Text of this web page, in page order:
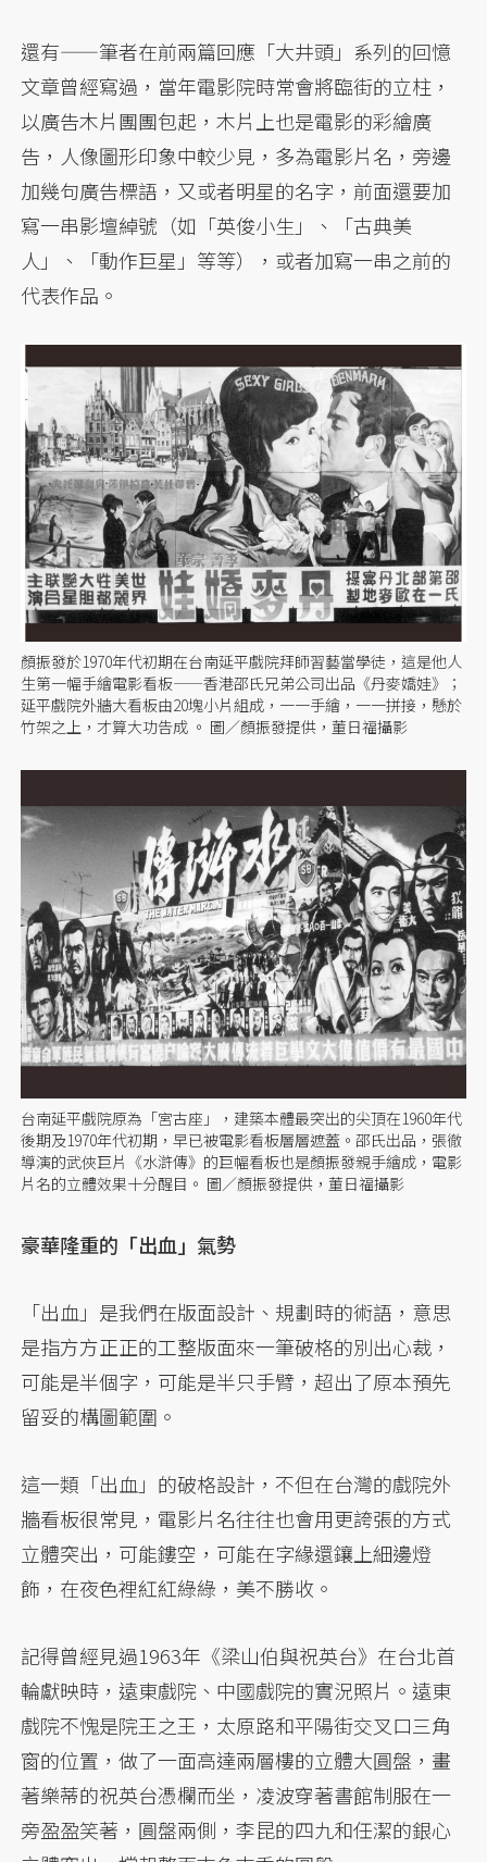
還有——筆者在前兩篇回應「大井頭」系列的回憶
文章曾經寫過，當年電影院時常會將臨街的立柱，
以廣告木片團團包起，木片上也是電影的彩繪廣
告，人像圖形印象中較少見，多為電影片名，旁邊
加幾句廣告標語，又或者明星的名字，前面還要加
寫一串影壇綽號（如「英俊小生」、「古典美
人」、「動作巨星」等等），或者加寫一串之前的
代表作品。
顏振發於1970年代初期在台南延平戲院拜師習藝當學徒，這是他人
生第一幅手繪電影看板——香港邵氏兄弟公司出品《丹麥嬌娃》；
延平戲院外牆大看板由20塊小片組成，一一手繪，一一拼接，懸於
竹架之上，才算大功告成 。 圖／顏振發提供，董日福攝影
台南延平戲院原為「宮古座」，建築本體最突出的尖頂在1960年代
後期及1970年代初期，早已被電影看板層層遮蓋。邵氏出品，張徹
導演的武俠巨片《水滸傳》的巨幅看板也是顏振發親手繪成，電影
片名的立體效果十分醒目。 圖／顏振發提供，董日福攝影
豪華隆重的「出血」氣勢
「出血」是我們在版面設計、規劃時的術語，意思
是指方方正正的工整版面來一筆破格的別出心裁，
可能是半個字，可能是半只手臂，超出了原本預先
留妥的構圖範圍。
這一類「出血」的破格設計，不但在台灣的戲院外
牆看板很常見，電影片名往往也會用更誇張的方式
立體突出，可能鏤空，可能在字緣還鑲上細邊燈
飾，在夜色裡紅紅綠綠，美不勝收。
記得曾經見過1963年《梁山伯與祝英台》在台北首
輪獻映時，遠東戲院、中國戲院的實況照片。遠東
戲院不愧是院王之王，太原路和平陽街交叉口三角
窗的位置，做了一面高達兩層樓的立體大圓盤，畫
著樂蒂的祝英台憑欄而坐，凌波穿著書館制服在一
旁盈盈笑著，圓盤兩側，李昆的四九和任潔的銀心